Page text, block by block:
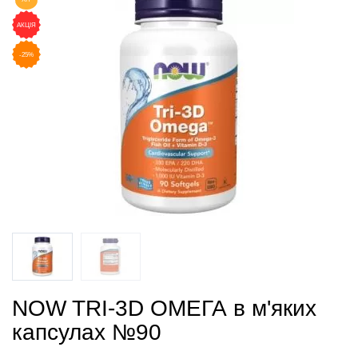
АКЦІЯ
-25%
NOW TRI-3D ОМЕГА в м'яких
капсулах №90